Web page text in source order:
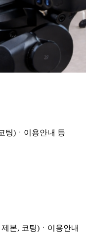
팅)ㆍ이용안내 등
본, 코팅)ㆍ이용안내